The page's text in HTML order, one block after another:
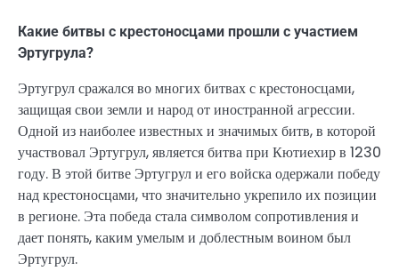
Какие битвы с крестоносцами прошли с участием
Эртугрула?
Эртугрул сражался во многих битвах с крестоносцами,
защищая свои земли и народ от иностранной агрессии.
Одной из наиболее известных и значимых битв, в которой
участвовал Эртугрул, является битва при Кютиехир в 1230
году. В этой битве Эртугрул и его войска одержали победу
над крестоносцами, что значительно укрепило их позиции
в регионе. Эта победа стала символом сопротивления и
дает понять, каким умелым и доблестным воином был
Эртугрул.